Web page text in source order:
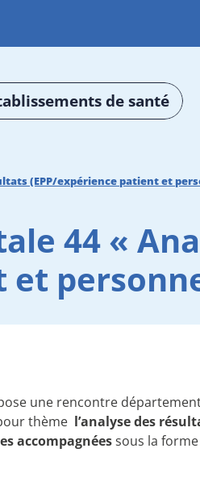
de santé
(EPP/expérience patient et
44 «
une rencontre
thème l’analyse des
accompagnéessous la forme